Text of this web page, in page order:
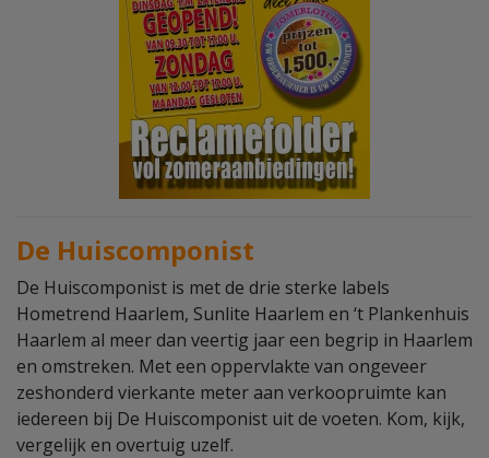
De Huiscomponist
De Huiscomponist is met de drie sterke labels
Hometrend Haarlem, Sunlite Haarlem en ‘t Plankenhuis
Haarlem al meer dan veertig jaar een begrip in Haarlem
en omstreken. Met een oppervlakte van ongeveer
zeshonderd vierkante meter aan verkoopruimte kan
iedereen bij De Huiscomponist uit de voeten. Kom, kijk,
vergelijk en overtuig uzelf.